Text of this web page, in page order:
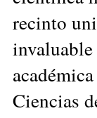
recinto
Ciencias